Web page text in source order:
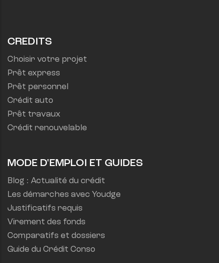
CREDITS
Choisir votre projet
Prêt express
Prêt personnel
Crédit auto
Prêt travaux
Crédit renouvelable
MODE D'EMPLOI ET GUIDES
Blog : Actualité du crédit
Les démarches avec Youdge
Justificatifs requis
Virement des fonds
Comparatifs et dossiers
Guide du Crédit Conso